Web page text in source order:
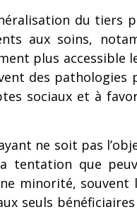
du tiers
aux soins,
plus accessible
des
sociaux et à
ne soit pas
tentation que
minorité,
seuls bénéficiaires